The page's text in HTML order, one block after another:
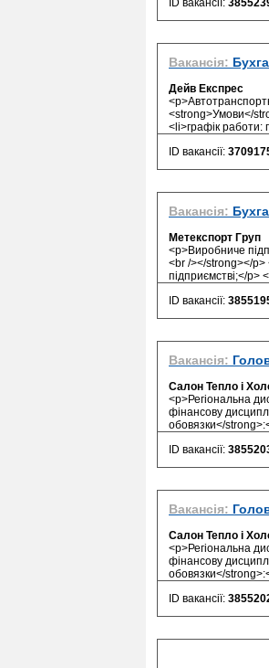
ID вакансії:
Вакансія:
Дейв Експрес
<strong>Умови</
<li>графік
ID вакансії:
Вакансія:
Метекспорт Груп
<p>Виробниче
<br /></strong></p>
підприємстві;</p>
ID вакансії:
Вакансія:
Салон Тепло і
<p>Регіональна
фінансову
обовязки</
ID вакансії:
Вакансія:
Салон Тепло і
<p>Регіональна
фінансову
обовязки</
ID вакансії: